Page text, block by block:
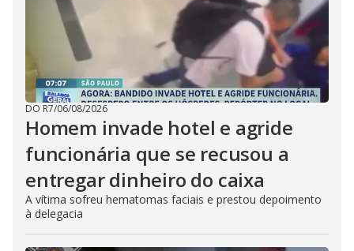
DO R7/06/08/2026
Homem invade hotel e agride
funcionária que se recusou a
entregar dinheiro do caixa
A vítima sofreu hematomas faciais e prestou depoimento
à delegacia